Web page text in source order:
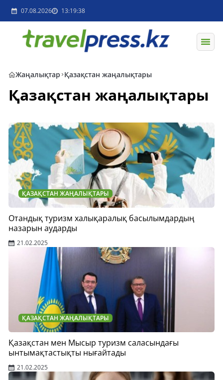
07.08.2026 13:19:38
Жаңалықтар Қазақстан жаңалықтары
Қазақстан жаңалықтары
ҚАЗАҚСТАН ЖАҢАЛЫҚТАРЫ
Отандық туризм халықаралық басылымдардың
назарын аударды
21.02.2025
ҚАЗАҚСТАН ЖАҢАЛЫҚТАРЫ
Қазақстан мен Мысыр туризм саласындағы
ынтымақтастықты нығайтады
21.02.2025